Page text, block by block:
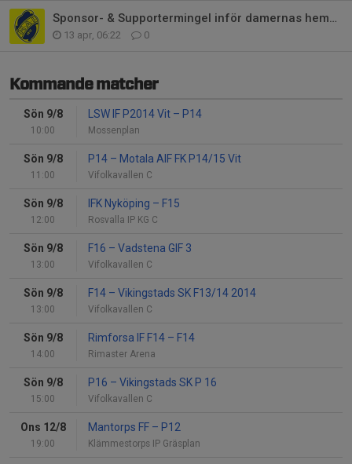
Sponsor- & Supportermingel inför damernas hemmapremiär 19/4
13 apr, 06:22 0
Kommande matcher
Sön 9/8
10:00
LSW IF P2014 Vit – P14
Mossenplan
Sön 9/8
11:00
P14 – Motala AIF FK P14/15 Vit
Vifolkavallen C
Sön 9/8
12:00
IFK Nyköping – F15
Rosvalla IP KG C
Sön 9/8
13:00
F16 – Vadstena GIF 3
Vifolkavallen C
Sön 9/8
13:00
F14 – Vikingstads SK F13/14 2014
Vifolkavallen C
Sön 9/8
14:00
Rimforsa IF F14 – F14
Rimaster Arena
Sön 9/8
15:00
P16 – Vikingstads SK P 16
Vifolkavallen C
Ons 12/8
19:00
Mantorps FF – P12
Klämmestorps IP Gräsplan